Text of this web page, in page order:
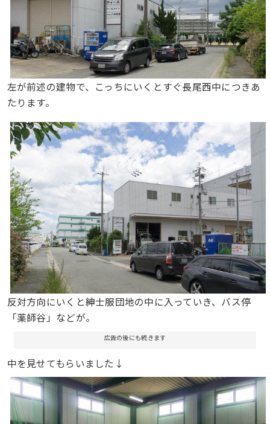
左が前述の建物で、こっちにいくとすぐ長尾西中につきあ
たります。
反対方向にいくと紳士服団地の中に入っていき、バス停
「薬師谷」などが。
広告の後にも続きます
中を見せてもらいました↓